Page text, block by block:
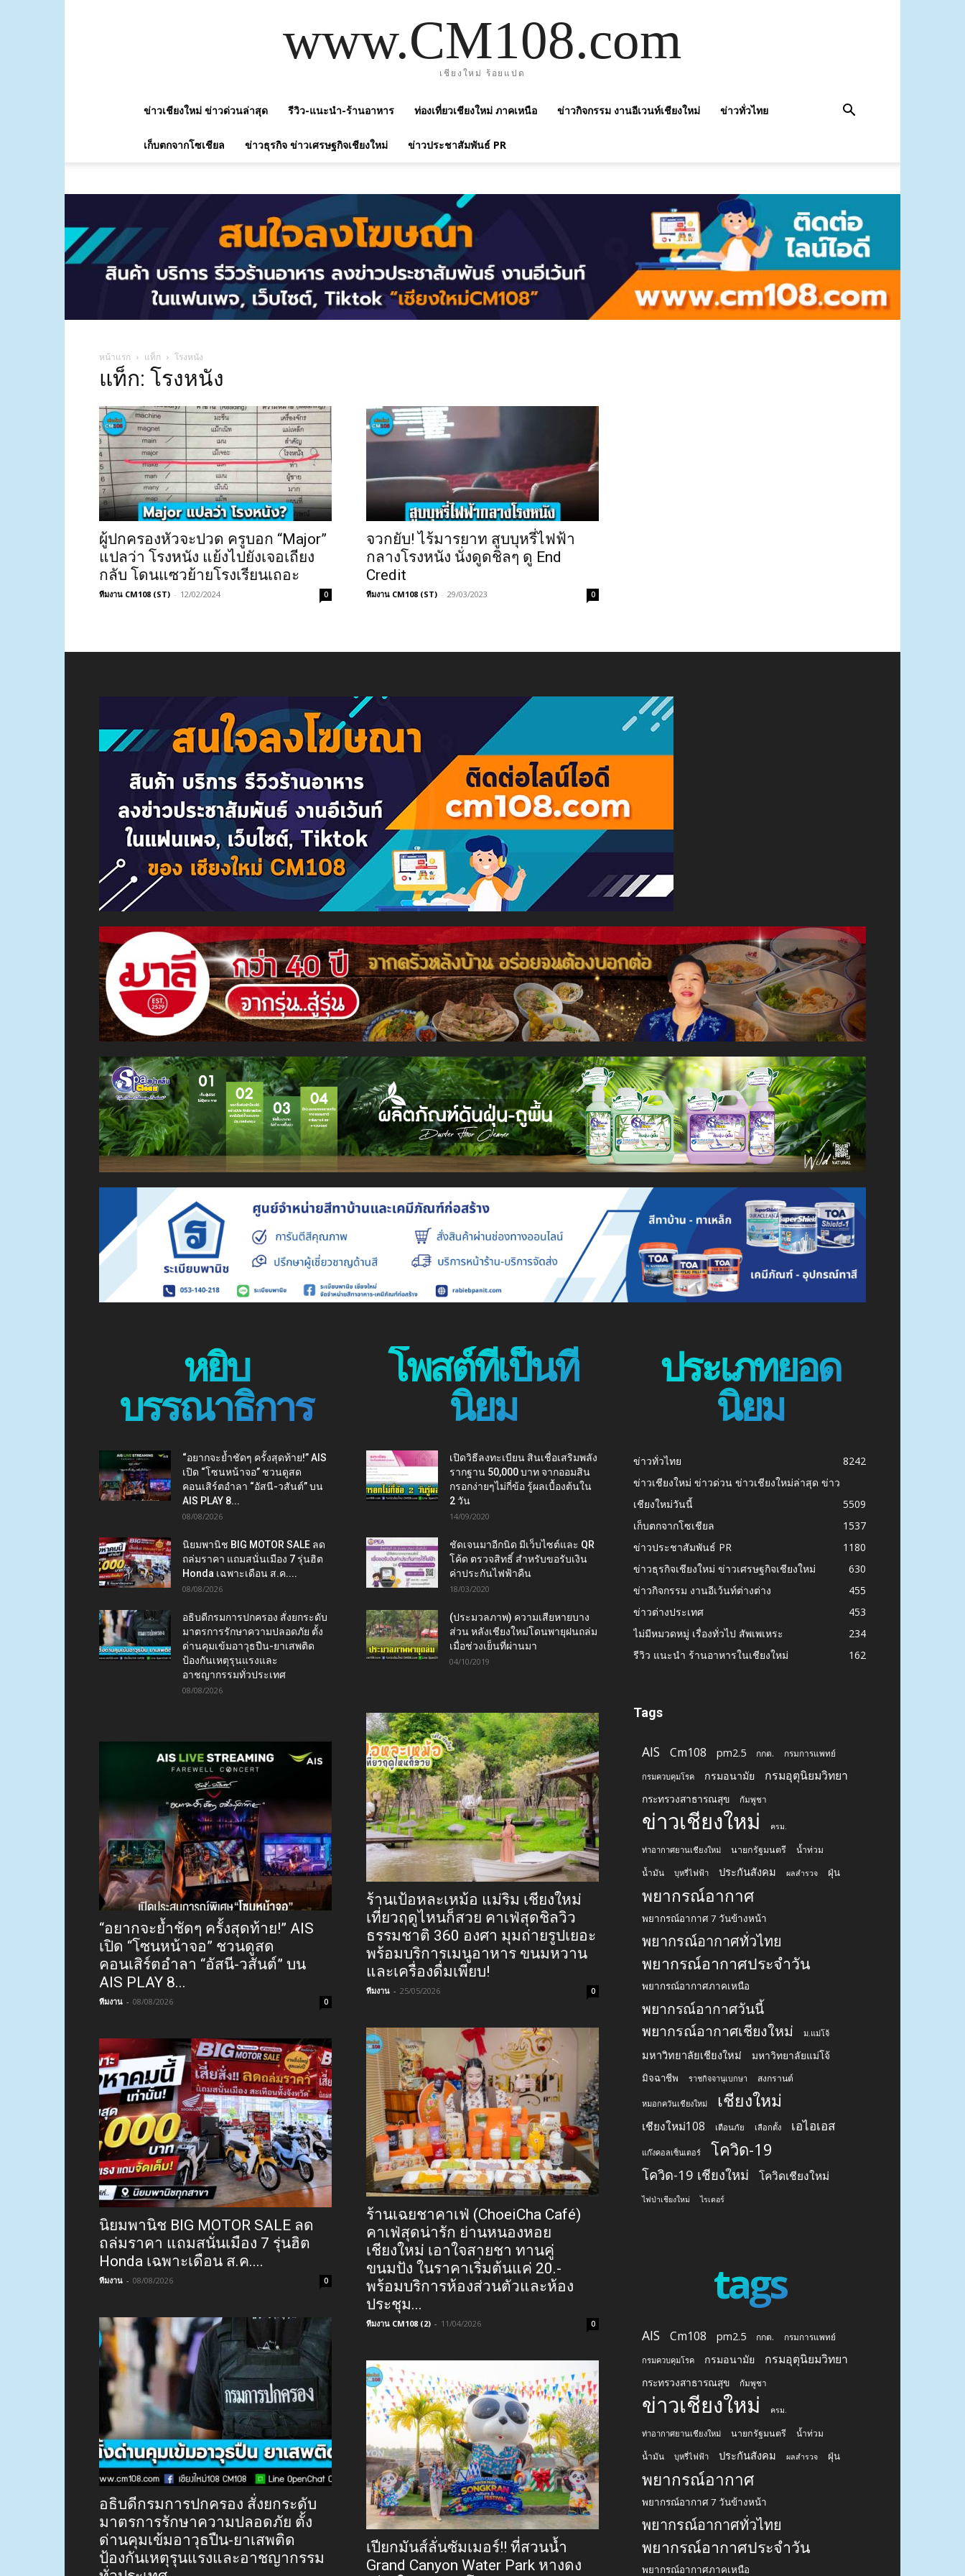
www.CM108.com
เชียงใหม่ ร้อยแปด
ข่าวเชียงใหม่ ข่าวด่วนล่าสุด รีวิว-แนะนำ-ร้านอาหาร ท่องเที่ยวเชียงใหม่ ภาคเหนือ ข่าวกิจกรรม งานอีเวนท์เชียงใหม่ ข่าวทั่วไทย
เก็บตกจากโซเชียล ข่าวธุรกิจ ข่าวเศรษฐกิจเชียงใหม่ ข่าวประชาสัมพันธ์ PR
หน้าแรก แท็ก โรงหนัง
แท็ก: โรงหนัง
ผู้ปกครองหัวจะปวด ครูบอก “Major”
แปลว่า โรงหนัง แย้งไปยังเจอเถียง
กลับ โดนแซวย้ายโรงเรียนเถอะ
ทีมงาน CM108 (ST) - 12/02/2024 0
จวกยับ! ไร้มารยาท สูบบุหรี่ไฟฟ้า
กลางโรงหนัง นั่งดูดชิลๆ ดู End
Credit
ทีมงาน CM108 (ST) - 29/03/2023 0
หยิบ
บรรณาธิการ
“อยากจะย้ำชัดๆ ครั้งสุดท้าย!” AIS
เปิด “โซนหน้าจอ” ชวนดูสด
คอนเสิร์ตอำลา “อัสนี-วสันต์” บน
AIS PLAY 8...
08/08/2026
นิยมพานิช BIG MOTOR SALE ลด
ถล่มราคา แถมสนั่นเมือง 7 รุ่นฮิต
Honda เฉพาะเดือน ส.ค....
08/08/2026
อธิบดีกรมการปกครอง สั่งยกระดับ
มาตรการรักษาความปลอดภัย ตั้ง
ด่านคุมเข้มอาวุธปืน-ยาเสพติด
ป้องกันเหตุรุนแรงและ
อาชญากรรมทั่วประเทศ
08/08/2026
“อยากจะย้ำชัดๆ ครั้งสุดท้าย!” AIS
เปิด “โซนหน้าจอ” ชวนดูสด
คอนเสิร์ตอำลา “อัสนี-วสันต์” บน
AIS PLAY 8...
ทีมงาน - 08/08/2026 0
นิยมพานิช BIG MOTOR SALE ลด
ถล่มราคา แถมสนั่นเมือง 7 รุ่นฮิต
Honda เฉพาะเดือน ส.ค....
ทีมงาน - 08/08/2026 0
อธิบดีกรมการปกครอง สั่งยกระดับ
มาตรการรักษาความปลอดภัย ตั้ง
ด่านคุมเข้มอาวุธปืน-ยาเสพติด
ป้องกันเหตุรุนแรงและอาชญากรรม
โพสต์ที่เป็นที่
นิยม
เปิดวิธีลงทะเบียน สินเชื่อเสริมพลัง
รากฐาน 50,000 บาท จากออมสิน
กรอกง่ายๆไม่กี่ข้อ รู้ผลเบื้องต้นใน
2 วัน
14/09/2020
ชัดเจนมาอีกนิด มีเว็บไซต์และ QR
โค้ด ตรวจสิทธิ์ สำหรับขอรับเงิน
ค่าประกันไฟฟ้าคืน
18/03/2020
(ประมวลภาพ) ความเสียหายบาง
ส่วน หลังเชียงใหม่โดนพายุฝนถล่ม
เมื่อช่วงเย็นที่ผ่านมา
04/10/2019
ร้านเป้อหละเหม้อ แม่ริม เชียงใหม่
เที่ยวฤดูไหนก็สวย คาเฟ่สุดชิลวิว
ธรรมชาติ 360 องศา มุมถ่ายรูปเยอะ
พร้อมบริการเมนูอาหาร ขนมหวาน
และเครื่องดื่มเพียบ!
ทีมงาน - 25/05/2026 0
ร้านเฉยชาคาเฟ่ (ChoeiCha Café)
คาเฟ่สุดน่ารัก ย่านหนองหอย
เชียงใหม่ เอาใจสายชา ทานคู่
ขนมปัง ในราคาเริ่มต้นแค่ 20.-
พร้อมบริการห้องส่วนตัวและห้อง
ประชุม...
ทีมงาน CM108 (2) - 11/04/2026 0
เปียกมันส์ลั่นซัมเมอร์!! ที่สวนน้ำ
Grand Canyon Water Park หางดง
ประเภทยอด
นิยม
ข่าวทั่วไทย
8242
ข่าวเชียงใหม่ ข่าวด่วน ข่าวเชียงใหม่ล่าสุด ข่าว
เชียงใหม่วันนี้
5509
เก็บตกจากโซเชียล
1537
ข่าวประชาสัมพันธ์ PR
1180
ข่าวธุรกิจเชียงใหม่ ข่าวเศรษฐกิจเชียงใหม่
630
ข่าวกิจกรรม งานอีเว้นท์ต่างต่าง
455
ข่าวต่างประเทศ
453
ไม่มีหมวดหมู่ เรื่องทั่วไป สัพเพเหระ
234
รีวิว แนะนำ ร้านอาหารในเชียงใหม่
162
Tags
AIS Cm108 pm2.5 กกต. กรมการแพทย์
กรมควบคุมโรค กรมอนามัย กรมอุตุนิยมวิทยา
กระทรวงสาธารณสุข กัมพูชา
ข่าวเชียงใหม่ ครม.
ท่าอากาศยานเชียงใหม่ นายกรัฐมนตรี น้ำท่วม
น้ำมัน บุหรี่ไฟฟ้า ประกันสังคม ผลสำรวจ ฝุ่น
พยากรณ์อากาศ
พยากรณ์อากาศ 7 วันข้างหน้า
พยากรณ์อากาศทั่วไทย
พยากรณ์อากาศประจำวัน
พยากรณ์อากาศภาคเหนือ
พยากรณ์อากาศวันนี้
พยากรณ์อากาศเชียงใหม่
ม.แม่โจ้
มหาวิทยาลัยเชียงใหม่ มหาวิทยาลัยแม่โจ้
มิจฉาชีพ ราชกิจจานุเบกษา สงกรานต์
หมอกควันเชียงใหม่ เชียงใหม่
เชียงใหม่108 เตือนภัย เลือกตั้ง เอไอเอส
แก๊งคอลเซ็นเตอร์ โควิด-19
โควิด-19 เชียงใหม่ โควิดเชียงใหม่
ไฟป่าเชียงใหม่ ไรเดอร์
tags
AIS Cm108 pm2.5 กกต. กรมการแพทย์
กรมควบคุมโรค กรมอนามัย กรมอุตุนิยมวิทยา
กระทรวงสาธารณสุข กัมพูชา
ข่าวเชียงใหม่ ครม.
ท่าอากาศยานเชียงใหม่ นายกรัฐมนตรี น้ำท่วม
น้ำมัน บุหรี่ไฟฟ้า ประกันสังคม ผลสำรวจ ฝุ่น
พยากรณ์อากาศ
พยากรณ์อากาศ 7 วันข้างหน้า
พยากรณ์อากาศทั่วไทย
พยากรณ์อากาศประจำวัน
พยากรณ์อากาศภาคเหนือ